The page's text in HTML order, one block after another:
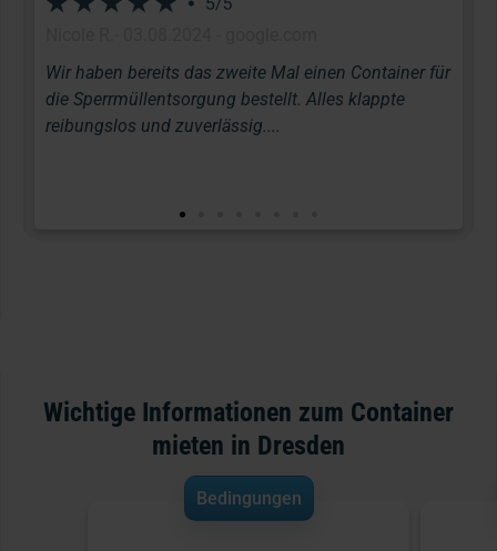
Wir haben bereits das zweite Mal einen Container für
die Sperrmüllentsorgung bestellt. Alles klappte
reibungslos und zuverlässig....
Wichtige Informationen zum Container
mieten in Dresden
Bedingungen